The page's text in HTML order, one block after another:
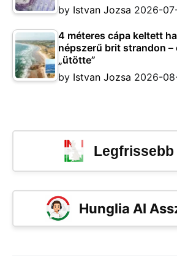
by Istvan Jozsa 2026-
4 méteres cápa keltett
népszerű brit strandon –
„ütötte”
by Istvan Jozsa 2026-
Legfrissebb
Hunglia AI